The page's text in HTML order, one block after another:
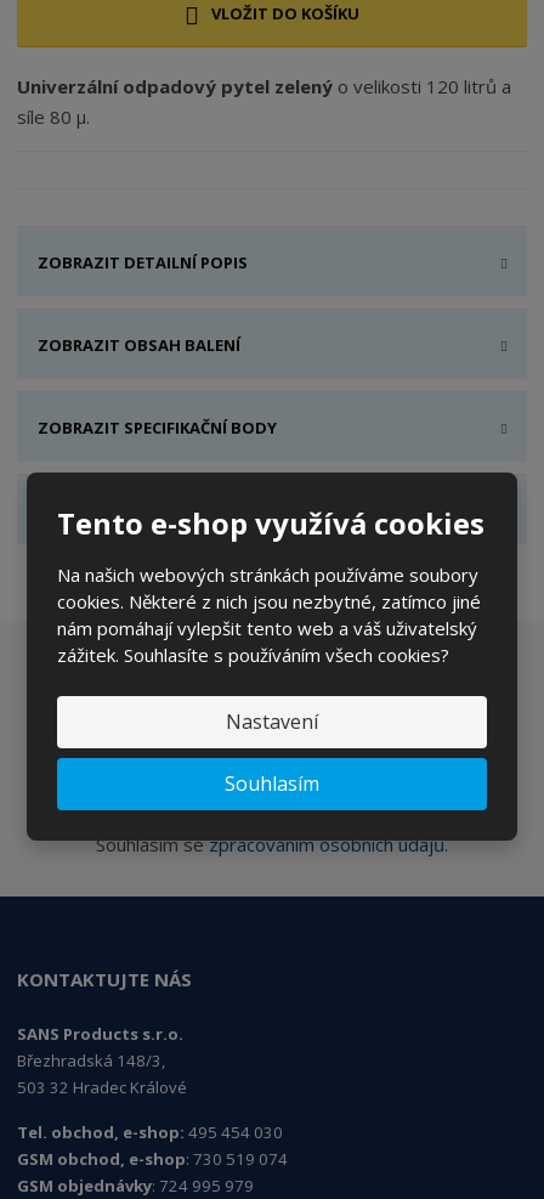
Tento e-shop využívá cookies
Na našich webových stránkách používáme soubory
cookies. Některé z nich jsou nezbytné, zatímco jiné
nám pomáhají vylepšit tento web a váš uživatelský
zážitek. Souhlasíte s používáním všech cookies?
Nastavení
Souhlasím
VLOŽIT DO KOŠÍKU
Univerzální odpadový pytel zelený o velikosti 120 litrů a
síle 80 μ.
ZOBRAZIT DETAILNÍ POPIS
ZOBRAZIT OBSAH BALENÍ
ZOBRAZIT SPECIFIKAČNÍ BODY
ZOBRAZIT HODNOCENÍ PRODUKTU
Chcete být informováni o zajímavých cenových
nabídkách a akcích?
ODESLAT
Souhlasím sezpracováním osobních údajů.
KONTAKTUJTE NÁS
SANS Products s.r.o.
Březhradská 148/3,
503 32 Hradec Králové
Tel. obchod, e-shop: 495 454 030
GSM obchod, e-shop: 730 519 074
GSM objednávky: 724 995 979